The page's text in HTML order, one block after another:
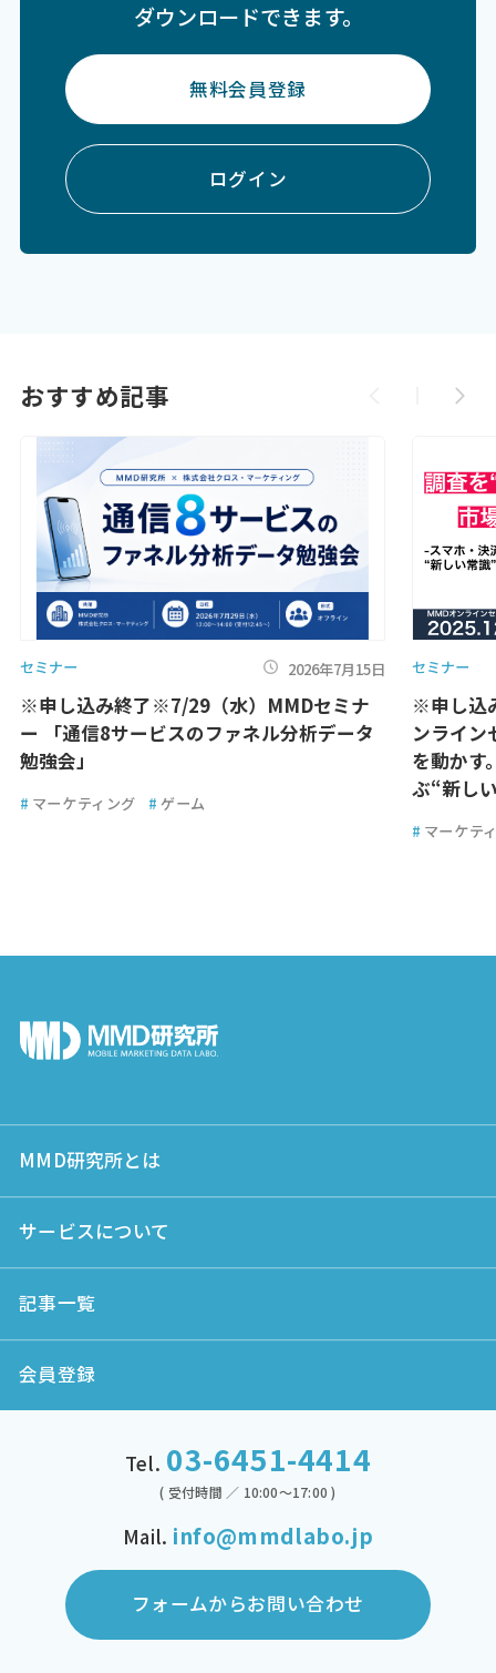
ダウンロードできます。
無料会員登録
ログイン
おすすめ記事
セミナー 2026年7月15日
※申し込み終了※7/29（水）MMDセミナ
ー 「通信8サービスのファネル分析データ
勉強会」
# マーケティング # ゲーム
セミナー
※申し込
ンライン
を動かす
ぶ“新し
# マーケテ
MMD研究所とは
サービスについて
記事一覧
会員登録
Tel. 03-6451-4414
( 受付時間 ／ 10:00～17:00 )
Mail. info@mmdlabo.jp
フォームからお問い合わせ